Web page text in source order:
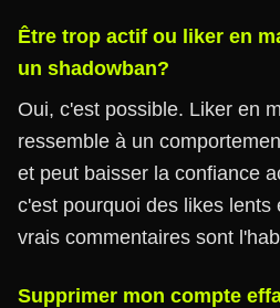
Être trop actif ou liker en
un shadowban?
Oui, c'est possible. Liker en
ressemble à un
et peut baisser la confiance
c'est pourquoi des likes lents
vrais commentaires sont
Supprimer mon compte